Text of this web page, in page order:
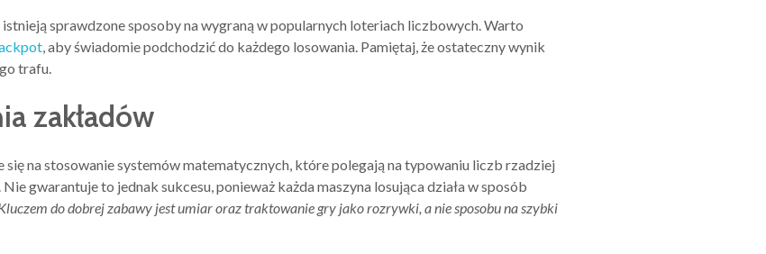
sprawdzone sposoby na wygraną w popularnych loteriach liczbowych. Warto
, aby świadomie podchodzić do każdego losowania. Pamiętaj, że ostateczny wynik
trafu.
zakładów
na stosowanie systemów matematycznych, które polegają na typowaniu liczb rzadziej
gwarantuje to jednak sukcesu, ponieważ każda maszyna losująca działa w sposób
do dobrej zabawy jest umiar oraz traktowanie gry jako rozrywki, a nie sposobu na szybki